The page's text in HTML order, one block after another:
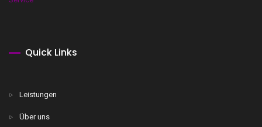
Quick Links
Leistungen
Über uns